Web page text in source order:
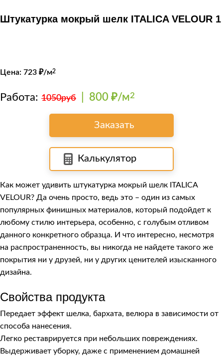
Штукатурка мокрый шелк ITALICA VELOUR 1
Цена: 723 ₽/м2
Работа: 1050руб 800 ₽/м2
Заказать
Калькулятор
Как может удивить штукатурка мокрый шелк ITALICA
VELOUR? Да очень просто, ведь это – один из самых
популярных финишных материалов, который подойдет к
любому стилю интерьера, особенно, с голубым отливом
данного конкретного образца. И что интересно, несмотря
на распространенность, вы никогда не найдете такого же
покрытия ни у друзей, ни у других ценителей изысканного
дизайна.
Свойства продукта
Передает эффект шелка, бархата, велюра в зависимости от
способа нанесения.
Легко реставрируется при небольших повреждениях.
Выдерживает уборку, даже с применением домашней